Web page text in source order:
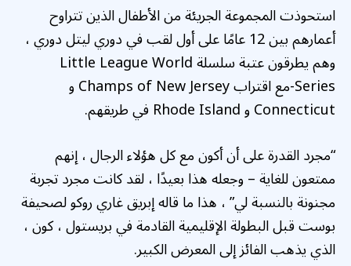
استحوذت المجموعة الجريئة من الأطفال الذين تتراوح
أعمارهم بين 12 عامًا على أول لقب في دوري ليتل دوري ،
وهم يطرقون عتبة سلسلة Little League World
Series-مع اقتراب Champs of New Jersey و
Connecticut و Rhode Island في طريقهم.
“مجرد القدرة على أن أكون مع كل هؤلاء الرجال ، إنهم
ممتعون للغاية – وجعله هذا بعيدًا ، لقد كانت مجرد تجربة
مجنونة بالنسبة لي” ، هذا ما قاله إبريق غاري روكو لصحيفة
بوست قبل البطولة الإقليمية القادمة في بريستول ، كون ،
الذي يذهب الفائز إلى المعرض الكبير.